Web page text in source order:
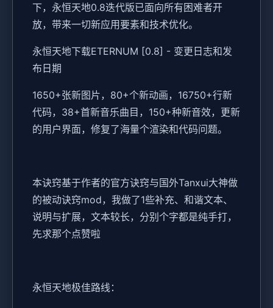
下，永恒天地0.8迭代版已面向所有困难者开
放，带来一切新应用要素和技术优化。
永恒天地下载ETERNUM [0.8] - 变更日志和发
布日期
1650+张新图片，80+个新动画，16750+行新
代码，38+首新音乐曲目，150+种新音效，更新
的用户界面，修复了海量个渲染和代码问题。
本诀窍基于作者的官方诀窍与国外Tanxui大神做
的被动诀窍mod，我做了1些补充、和谐文本、
说明与扩展，文本较长，分别个字都是纯手打，
先求那个点赞啦
永恒天地极佳路线：